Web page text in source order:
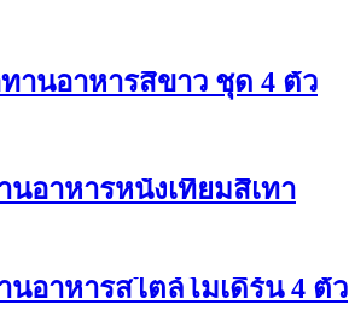
ทานอาหารสีขาว ชุด 4 ตัว
นอาหารหนังเทียมสีเทา
นอาหารสไตล์โมเดิร์น 4 ตัว